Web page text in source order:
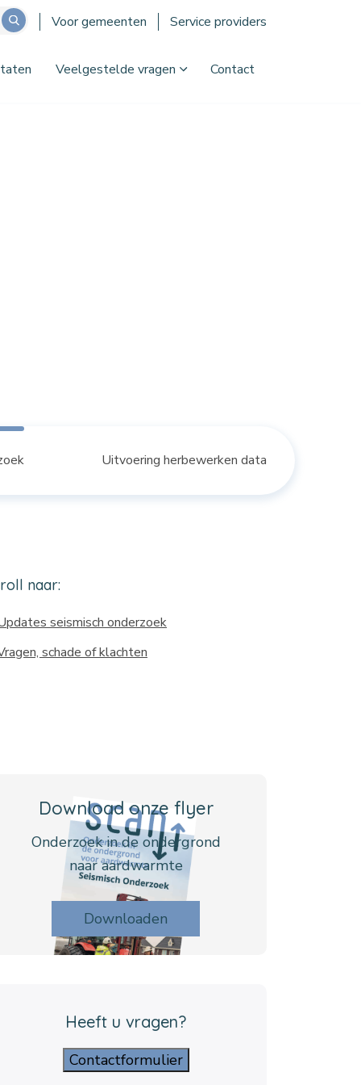
Uitvoering herbewerken data
naar:
seismisch onderzoek
schade of klachten
Download onze flyer
Onderzoek in de ondergrond
naar aardwarmte
Downloaden
Heeft u vragen?
Contactformulier